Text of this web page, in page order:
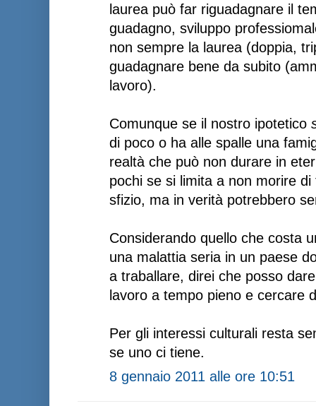
laurea può far riguadagnare il
guadagno, sviluppo
non sempre la laurea (doppia,
guadagnare bene da subito
lavoro).
Comunque se il nostro ipotetico
di poco o ha alle spalle una
realtà che può non durare in
pochi se si limita a non morire
sfizio, ma in verità potrebbero
Considerando quello che costa
una malattia seria in un paese
a traballare, direi che posso
lavoro a tempo pieno e cercare
Per gli interessi culturali resta
se uno ci tiene.
8 gennaio 2011 alle ore 10:51